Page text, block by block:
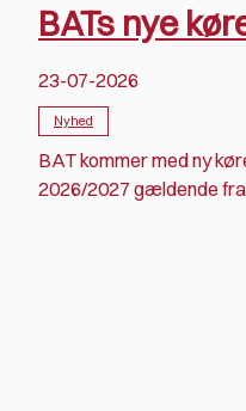
BATs nye
23-07-2026
Nyhed
BAT kommer med ny
2026/2027 gældende